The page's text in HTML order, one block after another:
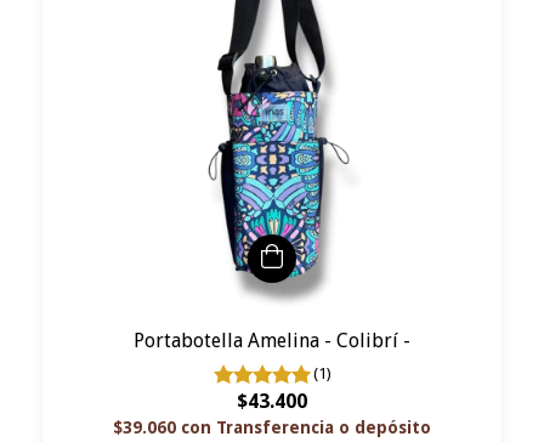
Portabotella Amelina - Colibrí -
(1)
$43.400
$39.060 con Transferencia o depósito